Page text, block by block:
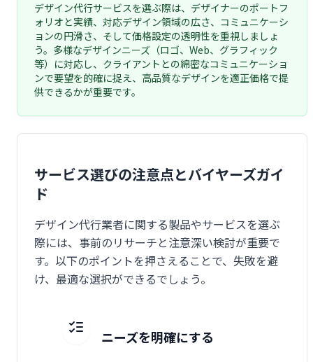
デザイン代行サービスを選ぶ際は、デザイナーのポートフ
ォリオと実績、対応デザイン領域の広さ、コミュニケーシ
ョンの円滑さ、そして価格設定の透明性を重視しましょ
う。多様なデザインニーズ（ロゴ、Web、グラフィック
等）に対応し、クライアントとの綿密なコミュニケーショ
ンで要望を的確に捉え、高品質なデザインを適正価格で提
供できるかが重要です。
サービス選びの注意点とバイヤーズガイ
ド
デザイン代行業者に関する製品やサービスを選ぶ
際には、事前のリサーチと注意深い検討が重要で
す。以下のポイントを押さえることで、失敗を避
け、最適な選択ができるでしょう。
ニーズを明確にする